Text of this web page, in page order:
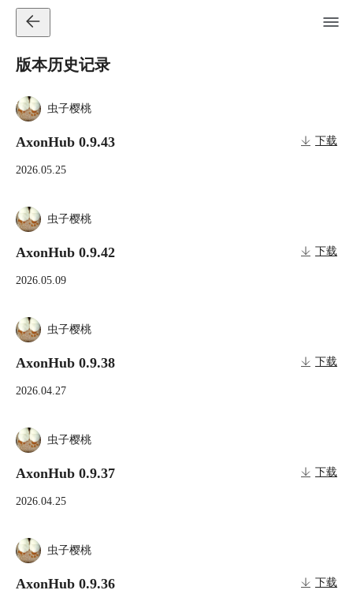
版本历史记录
虫子樱桃
AxonHub 0.9.43 下载
2026.05.25
虫子樱桃
AxonHub 0.9.42 下载
2026.05.09
虫子樱桃
AxonHub 0.9.38 下载
2026.04.27
虫子樱桃
AxonHub 0.9.37 下载
2026.04.25
虫子樱桃
AxonHub 0.9.36 下载